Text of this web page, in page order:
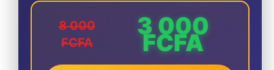
8 000
FCFA
3 000
FCFA